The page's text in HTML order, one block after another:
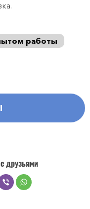
работы
друзьями